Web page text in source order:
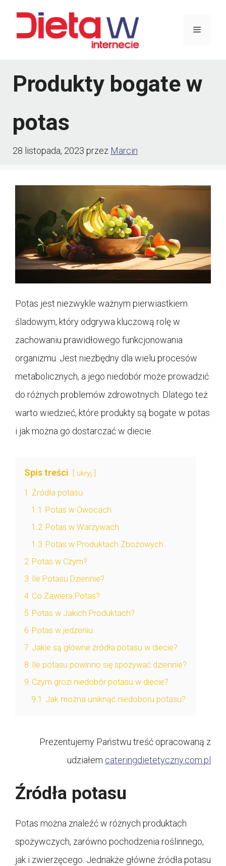
Menu
Produkty bogate w
potas
28 listopada, 2023 przez Marcin
Potas jest niezwykle ważnym pierwiastkiem
śladowym, który odgrywa kluczową rolę w
zachowaniu prawidłowego funkcjonowania
organizmu. Jest niezbędny dla wielu procesów
metabolicznych, a jego niedobór może prowadzić
do różnych problemów zdrowotnych. Dlatego też
warto wiedzieć, które produkty są bogate w potas
i jak można go dostarczać w diecie.
Spis treści ukryj
1 Źródła potasu
1.1 Potas w Owocach
1.2 Potas w Warzywach
1.3 Potas w Produktach Zbożowych
2 Potas w Czym?
3 Ile Potasu Dziennie?
4 Co Zawiera Potas?
5 Potas w Jakich Produktach?
6 Potas w jedzeniu
7 Jakie są główne źródła potasu w diecie?
8 Ile potasu powinno się spożywać dziennie?
9 Czym grozi niedobór potasu w diecie?
9.1 Jak można uniknąć niedoboru potasu?
Prezentujemy Państwu treść opracowaną z
udziałem cateringdietetyczny.com.pl
Źródła potasu
Potas można znaleźć w różnych produktach
spożywczych, zarówno pochodzenia roślinnego,
jak i zwierzęcego. Jednakże główne źródła potasu